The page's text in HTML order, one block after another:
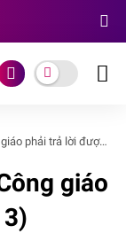
trả lời được (phần 3)
giáo